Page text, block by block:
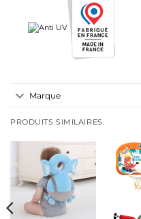
Marque
PRODUITS SIMILAIRES